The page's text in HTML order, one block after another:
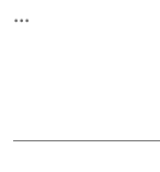
...